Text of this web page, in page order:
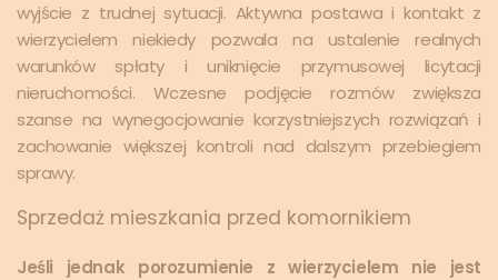
wyjście z trudnej sytuacji. Aktywna postawa i kontakt z
wierzycielem niekiedy pozwala na ustalenie realnych
warunków spłaty i uniknięcie przymusowej licytacji
nieruchomości. Wczesne podjęcie rozmów zwiększa
szanse na wynegocjowanie korzystniejszych rozwiązań i
zachowanie większej kontroli nad dalszym przebiegiem
sprawy.
Sprzedaż mieszkania przed komornikiem
Jeśli jednak porozumienie z wierzycielem nie jest